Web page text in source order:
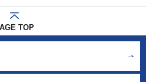
TOP